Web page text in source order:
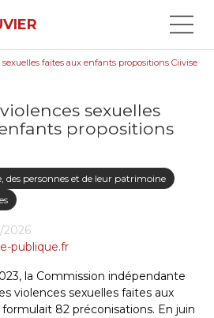
faites aux enfants propositions Ciivise
sexuelles
propositions
2026
des personnes et de leur patrimoine
publique.fr
la Commission indépendante
violences sexuelles faites aux
formulait 82 préconisations. En juin